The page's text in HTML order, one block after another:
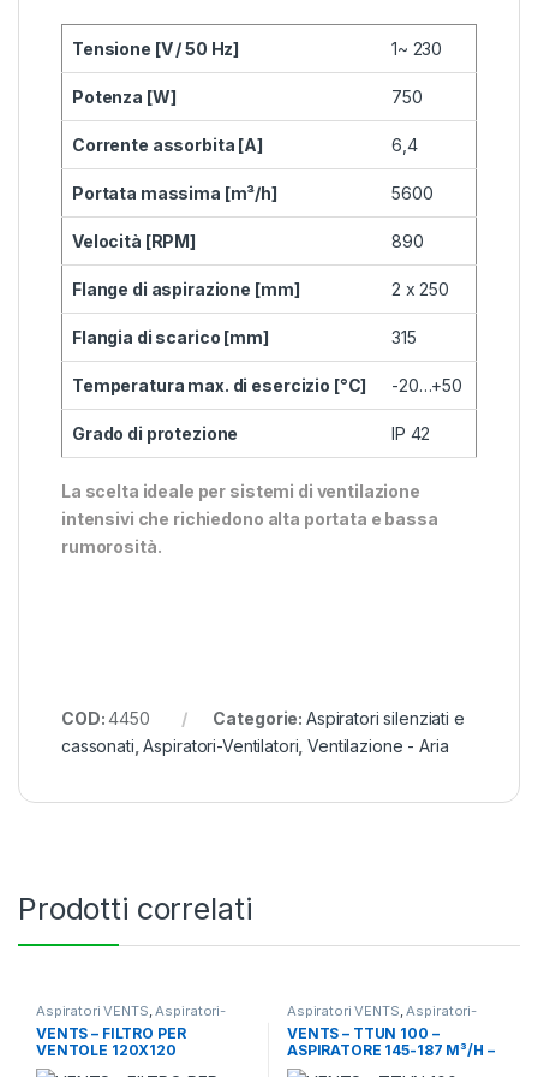
Tensione [V / 50 Hz] 1~ 230
Potenza [W] 750
Corrente assorbita [A] 6,4
Portata massima [m³/h] 5600
Velocità [RPM] 890
Flange di aspirazione [mm] 2 x 250
Flangia di scarico [mm] 315
Temperatura max. di esercizio [°C] -20…+50
Grado di protezione IP 42
La scelta ideale per sistemi di ventilazione
intensivi che richiedono alta portata e bassa
rumorosità.
COD:4450 Categorie: Aspiratori silenziati e
cassonati ,Aspiratori-Ventilatori ,Ventilazione - Aria
Prodotti correlati
Aspiratori VENTS Aspiratori-
Ventilatori Ventilazione - Aria
VENTS – FILTRO PER
VENTOLE 120X120
Aspiratori VENTS Aspiratori-
Ventilatori Ventilazione - Aria
VENTS – TTUN 100 –
ASPIRATORE 145-187 M³/H –
27-36 DBA